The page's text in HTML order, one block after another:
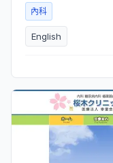
內科
English